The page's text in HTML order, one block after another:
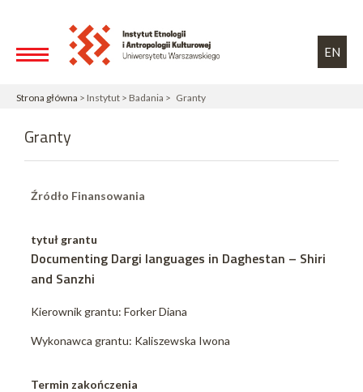
EN
Strona główna > Instytut > Badania > Granty
Granty
Źródło Finansowania
tytuł grantu
Documenting Dargi languages in Daghestan – Shiri
and Sanzhi
Kierownik grantu: Forker Diana
Wykonawca grantu: Kaliszewska Iwona
Termin zakończenia